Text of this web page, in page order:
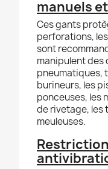
manuels
Ces gants
perforations,
sont
manipulent des
pneumatiques,
burineurs, les
ponceuses, les
de rivetage, les
meuleuses.